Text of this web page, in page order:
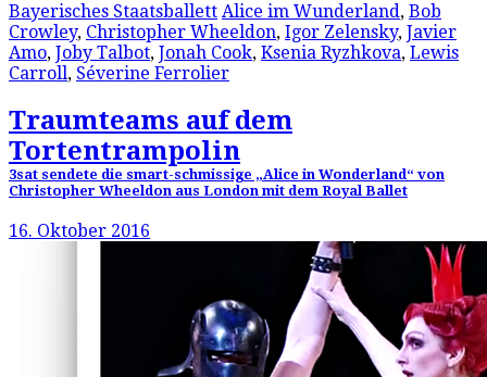
Bayerisches Staatsballett Alice im Wunderland, Bob
Crowley, Christopher Wheeldon, Igor Zelensky, Javier
Amo, Joby Talbot, Jonah Cook, Ksenia Ryzhkova, Lewis
Carroll, Séverine Ferrolier
Traumteams auf dem
Tortentrampolin
3sat sendete die smart-schmissige „Alice in Wonderland“ von
Christopher Wheeldon aus London mit dem Royal Ballet
16. Oktober 2016